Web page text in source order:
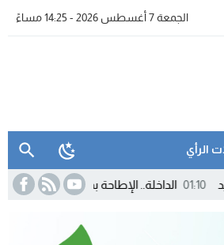
الجمعة 7 أغسطس 2026 - 14:25 مساءً
الرأي
الإطاحة بمروج “ماء الحياة ” وحجز معدات